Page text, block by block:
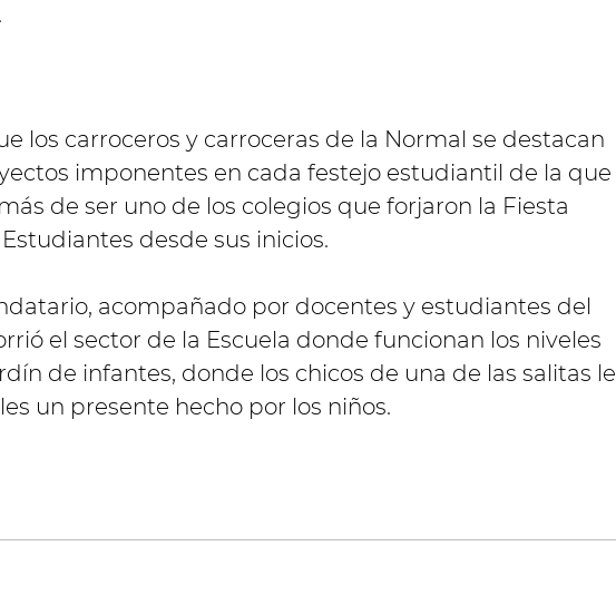
los carroceros y carroceras de la Normal se destacan
imponentes en cada festejo estudiantil de la que
de ser uno de los colegios que forjaron la Fiesta
desde sus inicios.
acompañado por docentes y estudiantes del
el sector de la Escuela donde funcionan los niveles
de infantes, donde los chicos de una de las salitas le
un presente hecho por los niños.